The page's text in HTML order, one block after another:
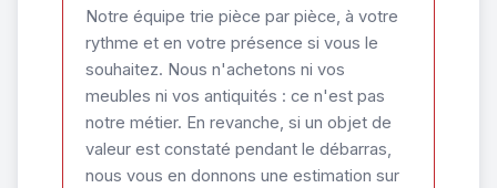
Notre équipe trie pièce par pièce, à votre
rythme et en votre présence si vous le
souhaitez. Nous n'achetons ni vos
meubles ni vos antiquités : ce n'est pas
notre métier. En revanche, si un objet de
valeur est constaté pendant le débarras,
nous vous en donnons une estimation sur